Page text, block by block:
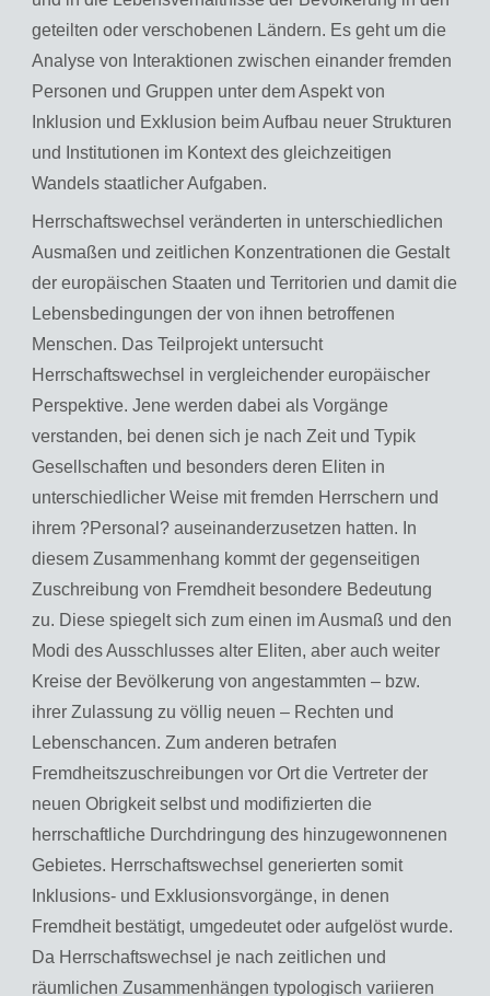
geteilten oder verschobenen Ländern. Es geht um die
Analyse von Interaktionen zwischen einander fremden
Personen und Gruppen unter dem Aspekt von
Inklusion und Exklusion beim Aufbau neuer Strukturen
und Institutionen im Kontext des gleichzeitigen
Wandels staatlicher Aufgaben.
Herrschaftswechsel veränderten in unterschiedlichen
Ausmaßen und zeitlichen Konzentrationen die Gestalt
der europäischen Staaten und Territorien und damit die
Lebensbedingungen der von ihnen betroffenen
Menschen. Das Teilprojekt untersucht
Herrschaftswechsel in vergleichender europäischer
Perspektive. Jene werden dabei als Vorgänge
verstanden, bei denen sich je nach Zeit und Typik
Gesellschaften und besonders deren Eliten in
unterschiedlicher Weise mit fremden Herrschern und
ihrem ?Personal? auseinanderzusetzen hatten. In
diesem Zusammenhang kommt der gegenseitigen
Zuschreibung von Fremdheit besondere Bedeutung
zu. Diese spiegelt sich zum einen im Ausmaß und den
Modi des Ausschlusses alter Eliten, aber auch weiter
Kreise der Bevölkerung von angestammten – bzw.
ihrer Zulassung zu völlig neuen – Rechten und
Lebenschancen. Zum anderen betrafen
Fremdheitszuschreibungen vor Ort die Vertreter der
neuen Obrigkeit selbst und modifizierten die
herrschaftliche Durchdringung des hinzugewonnenen
Gebietes. Herrschaftswechsel generierten somit
Inklusions- und Exklusionsvorgänge, in denen
Fremdheit bestätigt, umgedeutet oder aufgelöst wurde.
Da Herrschaftswechsel je nach zeitlichen und
räumlichen Zusammenhängen typologisch variieren